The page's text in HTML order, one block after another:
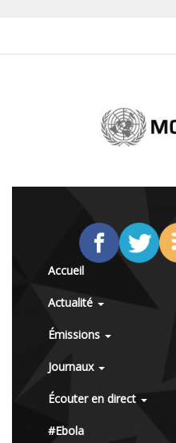
Accueil
Actualité
Émissions
Journaux
Écouter en direct
#Ebola